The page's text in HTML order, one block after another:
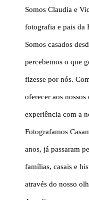
Somos Claudia e
fotografia e pais da
Somos casados
percebemos o que
fizesse por nós.
oferecer aos
experiência com a
Fotografamos
anos, já passaram
famílias, casais e
através do nosso